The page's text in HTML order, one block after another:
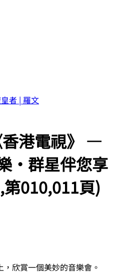
港電視》 —
‧群星伴您享
010,011頁)
欣賞一個美妙的音樂會。